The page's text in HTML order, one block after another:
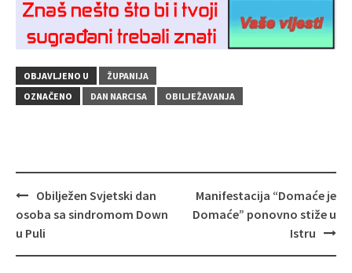
OBJAVLJENO U
ŽUPANIJA
OZNAČENO
DAN NARCISA OBILJEŽAVANJA
Navigacija
objava
Obilježen Svjetski dan
osoba sa sindromom Down
u Puli
Manifestacija “Domaće je
Domaće” ponovno stiže u
Istru